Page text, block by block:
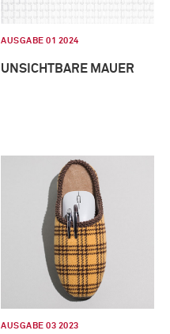
AUSGABE 01 2024
UNSICHTBARE MAUER
AUSGABE 03 2023